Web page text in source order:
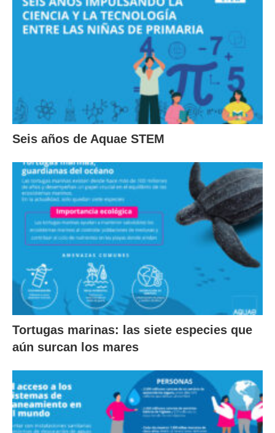
Seis años de Aquae STEM
Tortugas marinas: las siete especies que
aún surcan los mares